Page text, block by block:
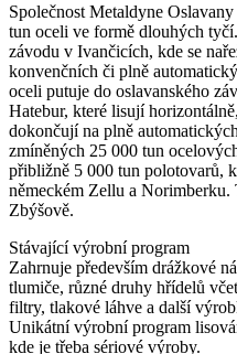
Společnost Metaldyne
tun oceli ve formě dlouhých
závodu v Ivančicích, kde se
konvenčních či plně
oceli putuje do oslavanského
Hatebur, které lisují
dokončují na plně
zmíněných 25 000 tun
přibližně 5 000 tun polotovarů,
německém Zellu a
Zbýšově.
Stávající výrobní program
Zahrnuje především drážkové
tlumiče, různé druhy hřídelů
filtry, tlakové láhve a další
Unikátní výrobní program
kde je třeba sériové výroby.